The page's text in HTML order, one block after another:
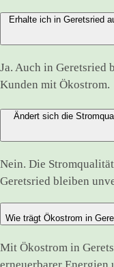
Erhalte ich in Geretsried
Ja. Auch in Geretsried
Kunden mit Ökostrom.
Ändert sich die
Nein. Die
Geretsried bleiben
Wie trägt Ökostrom in
Mit Ökostrom in